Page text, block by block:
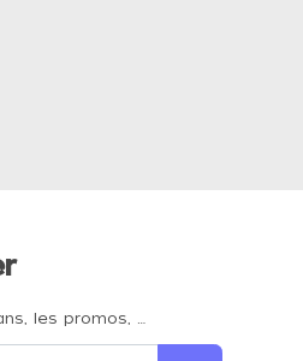
les promos, …